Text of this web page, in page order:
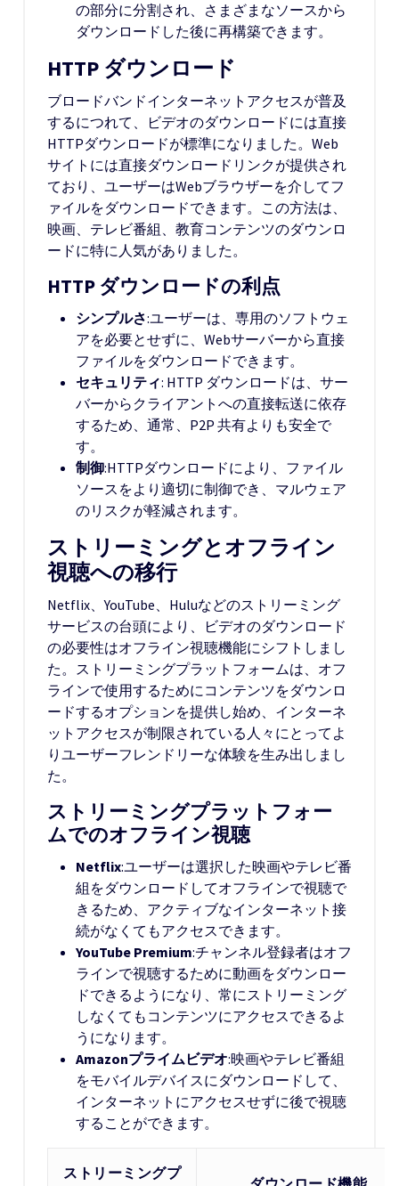
の部分に分割され、さまざまなソースから
ダウンロードした後に再構築できます。
HTTP ダウンロード
ブロードバンドインターネットアクセスが普及
するにつれて、ビデオのダウンロードには直接
HTTPダウンロードが標準になりました。Web
サイトには直接ダウンロードリンクが提供され
ており、ユーザーはWebブラウザーを介してフ
ァイルをダウンロードできます。この方法は、
映画、テレビ番組、教育コンテンツのダウンロ
ードに特に人気がありました。
HTTP ダウンロードの利点
シンプルさ:ユーザーは、専用のソフトウェ
アを必要とせずに、Webサーバーから直接
ファイルをダウンロードできます。
セキュリティ: HTTP ダウンロードは、サー
バーからクライアントへの直接転送に依存
するため、通常、P2P 共有よりも安全で
す。
制御:HTTPダウンロードにより、ファイル
ソースをより適切に制御でき、マルウェア
のリスクが軽減されます。
ストリーミングとオフライン
視聴への移行
Netflix、YouTube、Huluなどのストリーミング
サービスの台頭により、ビデオのダウンロード
の必要性はオフライン視聴機能にシフトしまし
た。ストリーミングプラットフォームは、オフ
ラインで使用するためにコンテンツをダウンロ
ードするオプションを提供し始め、インターネ
ットアクセスが制限されている人々にとってよ
りユーザーフレンドリーな体験を生み出しまし
た。
ストリーミングプラットフォー
ムでのオフライン視聴
Netflix:ユーザーは選択した映画やテレビ番
組をダウンロードしてオフラインで視聴で
きるため、アクティブなインターネット接
続がなくてもアクセスできます。
YouTube Premium:チャンネル登録者はオフ
ラインで視聴するために動画をダウンロー
ドできるようになり、常にストリーミング
しなくてもコンテンツにアクセスできるよ
うになります。
Amazonプライムビデオ:映画やテレビ番組
をモバイルデバイスにダウンロードして、
インターネットにアクセスせずに後で視聴
することができます。
ストリーミングプ